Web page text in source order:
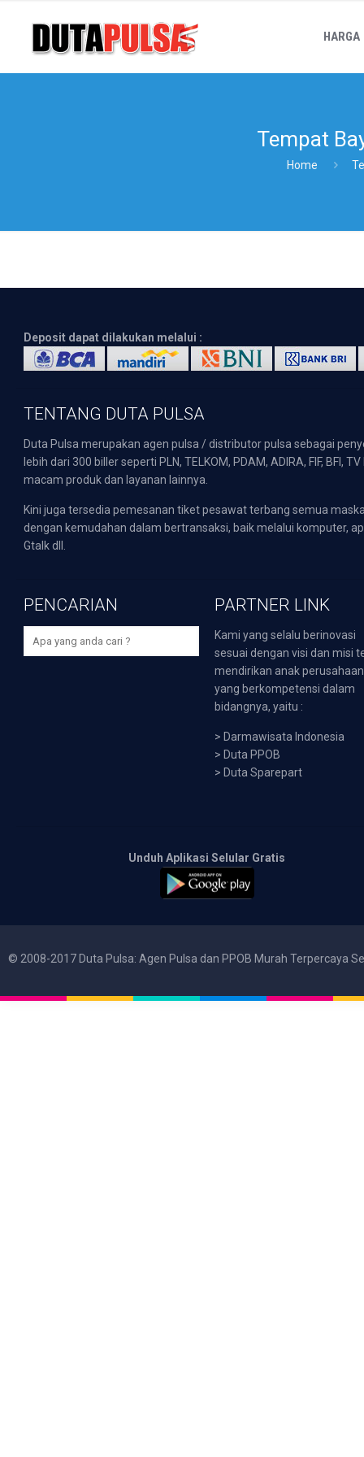
HARGA
Tempat
Home
Deposit dapat dilakukan melalui :
TENTANG DUTA PULSA
Duta Pulsa merupakan agen pulsa / distributor pulsa sebagai
lebih dari 300 biller seperti PLN, TELKOM, PDAM, ADIRA, FIF,
macam produk dan layanan lainnya.
Kini juga tersedia pemesanan tiket pesawat terbang semua
dengan kemudahan dalam bertransaksi, baik melalui komputer,
Gtalk dll.
PENCARIAN PARTNER LINK
Kami yang selalu berinovasi
sesuai dengan visi dan misi
mendirikan anak perusahaan
yang berkompetensi dalam
bidangnya, yaitu :
> Darmawisata Indonesia
> Duta PPOB
> Duta Sparepart
Unduh Aplikasi Selular Gratis
© 2008-2017 Duta Pulsa: Agen Pulsa dan PPOB Murah Terpercaya